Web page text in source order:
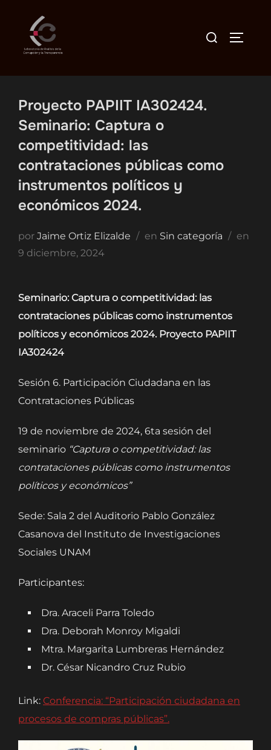
contenido
Buscar:
Proyecto PAPIIT IA302424.
Seminario: Captura o
competitividad: las
contrataciones públicas como
instrumentos políticos y
económicos 2024.
por Jaime Ortiz Elizalde en Sin categoría en
9 diciembre, 2024
Seminario: Captura o competitividad: las
contrataciones públicas como instrumentos
políticos y económicos 2024. Proyecto PAPIIT
IA302424
Sesión 6. Participación Ciudadana en las
Contrataciones Públicas
19 de noviembre de 2024, 6ta sesión del
seminario “Captura o competitividad: las
contrataciones públicas como instrumentos
políticos y económicos”
Sede: Sala 2 del Auditorio Pablo González
Casanova del Instituto de Investigaciones
Sociales UNAM
Participantes:
Dra. Araceli Parra Toledo
Dra. Deborah Monroy Migaldi
Mtra. Margarita Lumbreras Hernández
Dr. César Nicandro Cruz Rubio
Link: Conferencia: “Participación ciudadana en
procesos de compras públicas”.